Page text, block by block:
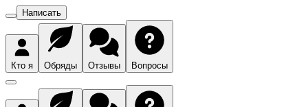
Написать
Кто я Обряды Отзывы Вопросы